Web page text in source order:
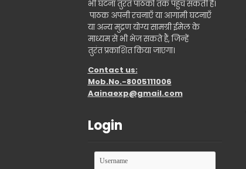
भी घटना तुरंत पाठकों तक पहुंच सकती है।
पाठक अपनी रचनाएँ या आगामी घटनाएँ
या अन्य मुद्रण योग्य सामग्री ईमेल के
माध्यम से भी भेज सकते हैं, जिन्हें
तुरंत प्रकाशित किया जाएगा।
Contact us:
Mob.No.-8005111006
Aainaexp@gmail.com
Login